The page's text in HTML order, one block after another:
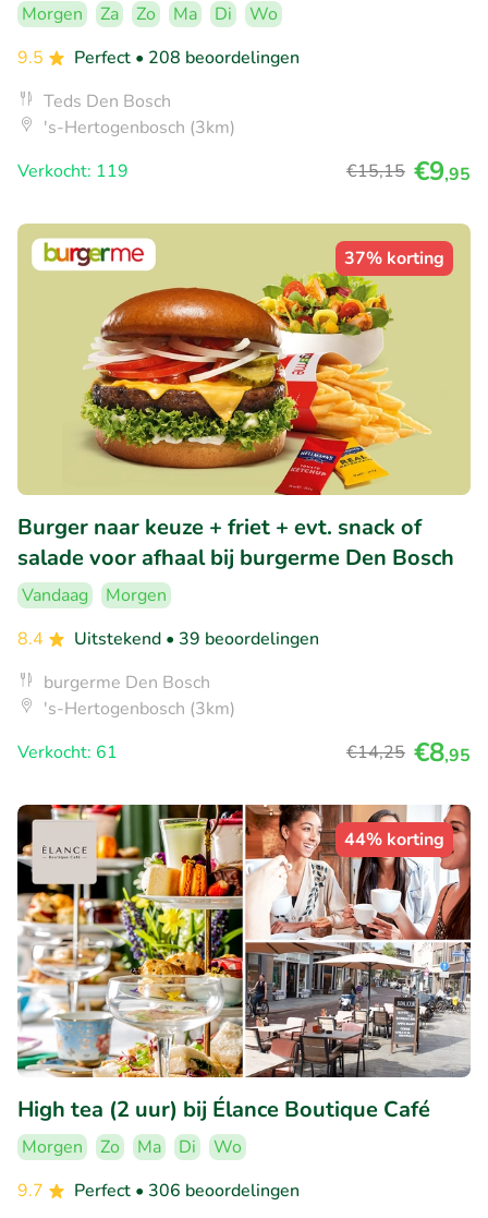
Morgen Za Zo Ma Di
Wo
9.5
Perfect • 208 beoordelingen
Teds Den Bosch
's-Hertogenbosch (3km)
Verkocht: 119
€15,15 €9,95
37% korting
Burger naar keuze + friet + evt. snack of
salade voor afhaal bij burgerme Den Bosch
Vandaag
Morgen
8.4
Uitstekend • 39 beoordelingen
burgerme Den Bosch
's-Hertogenbosch (3km)
Verkocht: 61
€14,25 €8,95
44% korting
High tea (2 uur) bij Élance Boutique Café
Morgen Zo Ma Di
Wo
9.7
Perfect • 306 beoordelingen